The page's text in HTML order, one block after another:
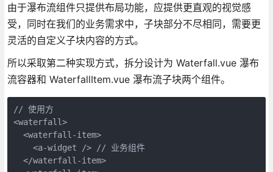
由于瀑布流组件只提供布局功能，应提供更直观的视觉感
受，同时在我们的业务需求中，子块部分不尽相同，需要更
灵活的自定义子块内容的方式。
所以采取第二种实现方式，拆分设计为 Waterfall.vue 瀑布
流容器和 WaterfallItem.vue 瀑布流子块两个组件。
// 使用方
<waterfall>
  <waterfall-item>
    <a-widget /> // 业务组件
  </waterfall-item>